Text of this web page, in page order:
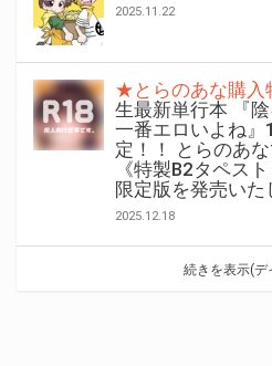
2025.11.22
★とらのあな購
生最新単行本 『
一番エロいよね
定！！ とらのあ
《特製B2タペス
限定版を発売いた
2025.12.18
続きを表示(デ